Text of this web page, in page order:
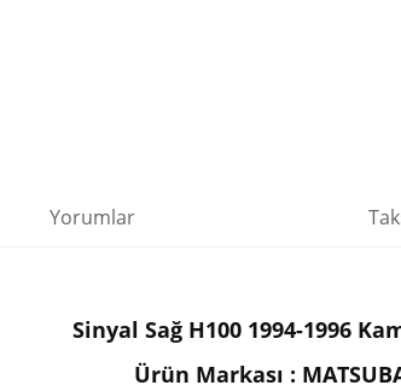
Yorumlar
Sinyal Sağ H100 1994-1996
Ürün Markası :